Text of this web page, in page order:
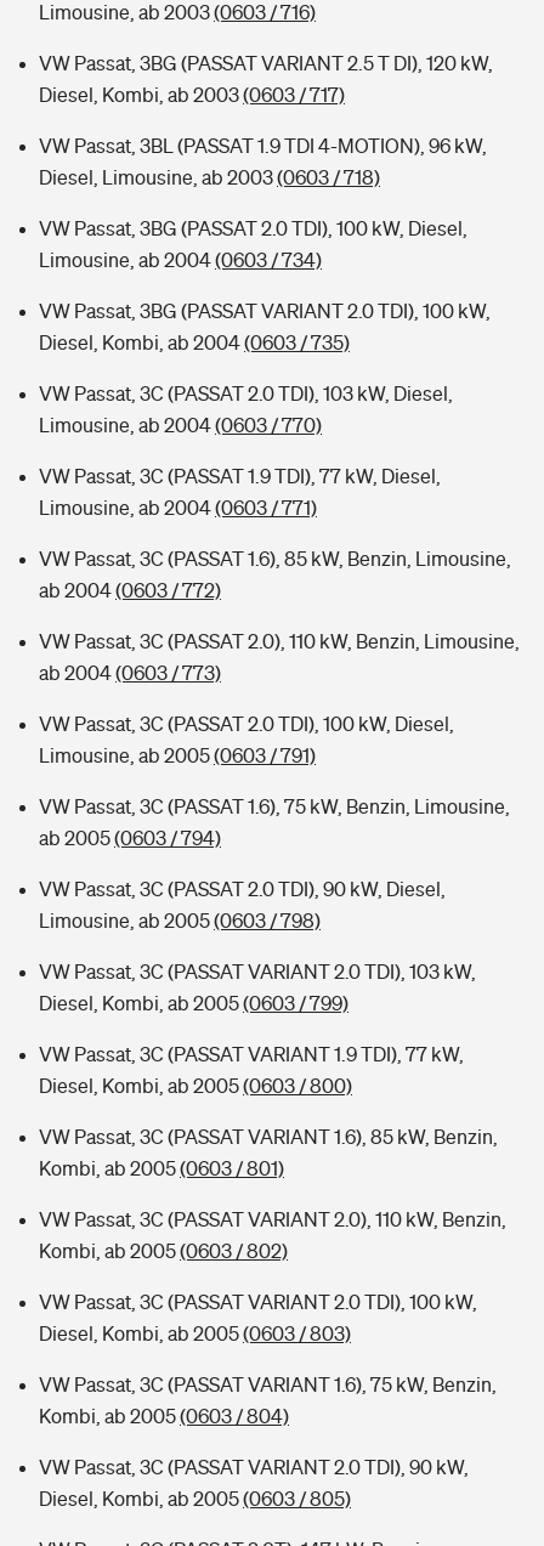
Limousine, ab 2003(0603 / 716)
VW Passat, 3BG (PASSAT VARIANT 2.5 T DI), 120 kW,
Diesel, Kombi, ab 2003(0603 / 717)
VW Passat, 3BL (PASSAT 1.9 TDI 4-MOTION), 96 kW,
Diesel, Limousine, ab 2003(0603 / 718)
VW Passat, 3BG (PASSAT 2.0 TDI), 100 kW, Diesel,
Limousine, ab 2004(0603 / 734)
VW Passat, 3BG (PASSAT VARIANT 2.0 TDI), 100 kW,
Diesel, Kombi, ab 2004(0603 / 735)
VW Passat, 3C (PASSAT 2.0 TDI), 103 kW, Diesel,
Limousine, ab 2004(0603 / 770)
VW Passat, 3C (PASSAT 1.9 TDI), 77 kW, Diesel,
Limousine, ab 2004(0603 / 771)
VW Passat, 3C (PASSAT 1.6), 85 kW, Benzin, Limousine,
ab 2004(0603 / 772)
VW Passat, 3C (PASSAT 2.0), 110 kW, Benzin, Limousine,
ab 2004(0603 / 773)
VW Passat, 3C (PASSAT 2.0 TDI), 100 kW, Diesel,
Limousine, ab 2005(0603 / 791)
VW Passat, 3C (PASSAT 1.6), 75 kW, Benzin, Limousine,
ab 2005(0603 / 794)
VW Passat, 3C (PASSAT 2.0 TDI), 90 kW, Diesel,
Limousine, ab 2005(0603 / 798)
VW Passat, 3C (PASSAT VARIANT 2.0 TDI), 103 kW,
Diesel, Kombi, ab 2005(0603 / 799)
VW Passat, 3C (PASSAT VARIANT 1.9 TDI), 77 kW,
Diesel, Kombi, ab 2005(0603 / 800)
VW Passat, 3C (PASSAT VARIANT 1.6), 85 kW, Benzin,
Kombi, ab 2005(0603 / 801)
VW Passat, 3C (PASSAT VARIANT 2.0), 110 kW, Benzin,
Kombi, ab 2005(0603 / 802)
VW Passat, 3C (PASSAT VARIANT 2.0 TDI), 100 kW,
Diesel, Kombi, ab 2005(0603 / 803)
VW Passat, 3C (PASSAT VARIANT 1.6), 75 kW, Benzin,
Kombi, ab 2005(0603 / 804)
VW Passat, 3C (PASSAT VARIANT 2.0 TDI), 90 kW,
Diesel, Kombi, ab 2005(0603 / 805)